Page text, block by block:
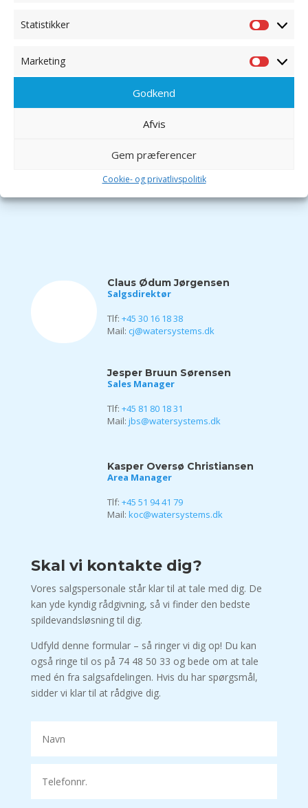
Statistikker
Marketing
Godkend
Afvis
Gem præferencer
Cookie- og privatlivspolitik
Hent skema for serviceaftalen
Se vores gældende serviceaftale her
Hent serviceaftalen
Claus Ødum Jørgensen
Salgsdirektør
Tlf: +45 30 16 18 38
Mail: cj@watersystems.dk
Jesper Bruun Sørensen
Sales Manager
Tlf: +45 81 80 18 31
Mail: jbs@watersystems.dk
Kasper Oversø Christiansen
Area Manager
Tlf: +45 51 94 41 79
Mail: koc@watersystems.dk
Skal vi kontakte dig?
Vores salgspersonale står klar til at tale med dig. De
kan yde kyndig rådgivning, så vi finder den bedste
spildevandsløsning til dig.
Udfyld denne formular – så ringer vi dig op! Du kan
også ringe til os på 74 48 50 33 og bede om at tale
med én fra salgsafdelingen. Hvis du har spørgsmål,
sidder vi klar til at rådgive dig.